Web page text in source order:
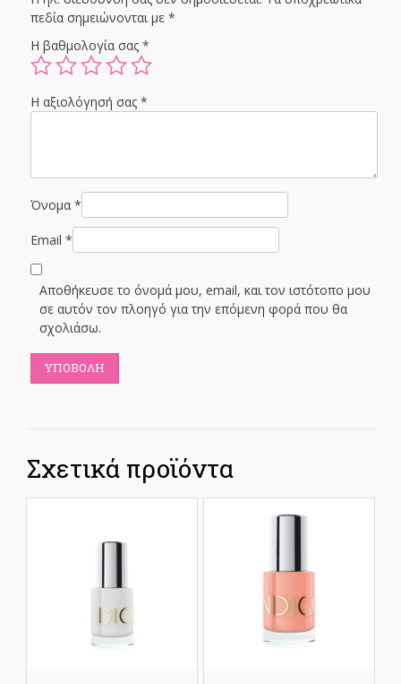
πεδία σημειώνονται με *
Η βαθμολογία σας *
Η αξιολόγησή σας *
Όνομα *
Email *
Αποθήκευσε το όνομά μου, email, και τον ιστότοπο μου
σε αυτόν τον πλοηγό για την επόμενη φορά που θα
σχολιάσω.
Σχετικά προϊόντα